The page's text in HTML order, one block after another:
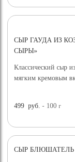
СЫР ГАУДА ИЗ
СЫРЫ»
Классический сыр
мягким кремовым
499 руб. - 100г
СЫР БЛЮШАТЕЛЬ